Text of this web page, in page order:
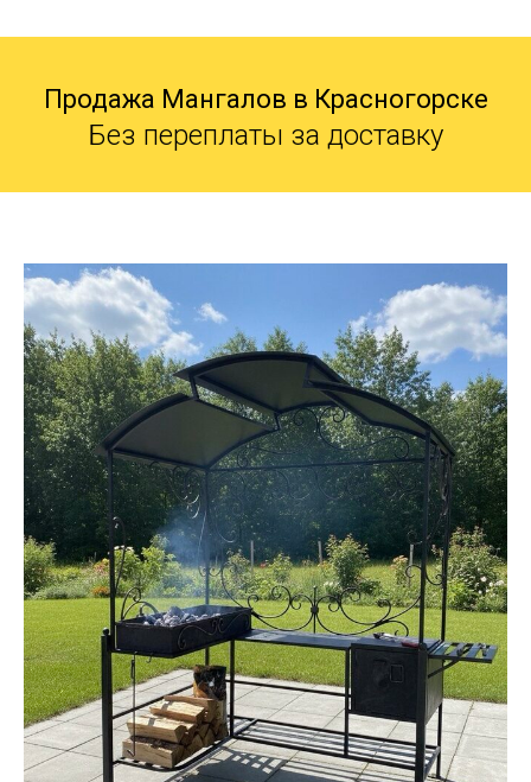
Продажа Мангалов в Красногорске
Без переплаты за доставку